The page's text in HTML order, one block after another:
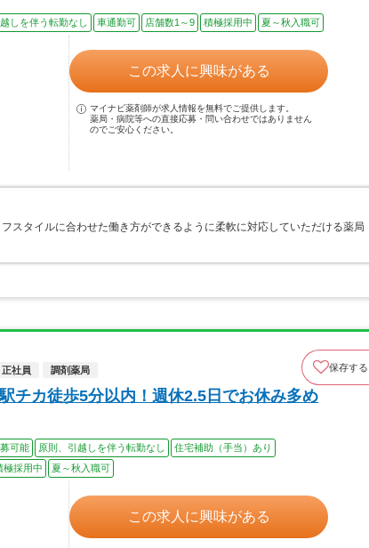
しを伴う転勤なし 車通勤可 店舗数1～9 積極採用中 夏～秋入職可
この求人に興味がある
マイナビ薬剤師が求人情報を無料でご提供します。
薬局・病院等への直接応募・問い合わせではありません
のでご安心ください。
スタイルに合わせた働き方ができるように柔軟に対応していただける薬局
正社員 調剤薬局 保存する
チカ徒歩5分以内！週休2.5日でお休み多め
可能 原則、引越しを伴う転勤なし
住宅補助（手当）あり
極採用中 夏～秋入職可
この求人に興味がある